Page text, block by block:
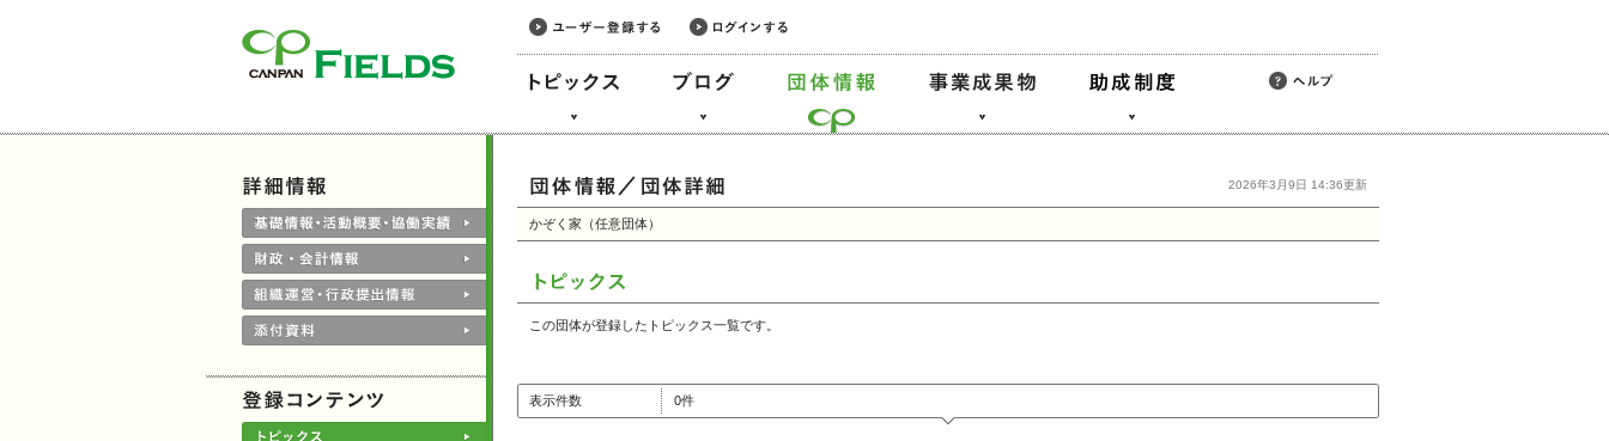
2026年3月9日 14:36更新
かぞく家（任意団体）
この団体が登録したトピックス一覧です。
表示件数 0件